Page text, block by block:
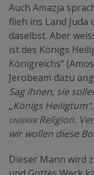
Auch Amazja
flieh ins Land Juda
daselbst. Aber
ist des Königs
Königreichs“
Jerobeam dazu
Sag ihnen, sie
„Königs
unsererReligion.
wir wollen diese
Dieser Mann wird